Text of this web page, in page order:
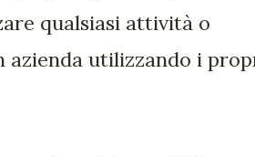
qualsiasi attività o
azienda utilizzando i